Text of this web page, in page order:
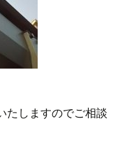
たしますのでご相談